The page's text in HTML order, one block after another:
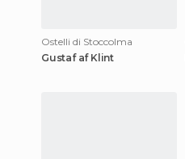
Ostelli di Stoccolma
Gustaf af Klint